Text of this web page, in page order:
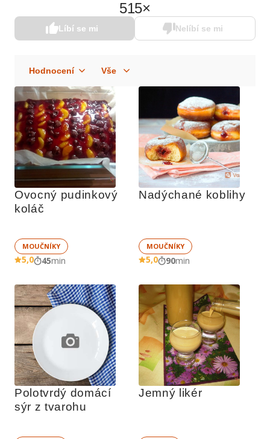
515×
Líbí se mi Nelíbí se mi
Ovocný pudinkový
koláč
MOUČNÍKY
5,0 45min
Nadýchané koblihy
MOUČNÍKY
5,0 90min
Polotvrdý domácí
sýr z tvarohu
Jemný likér